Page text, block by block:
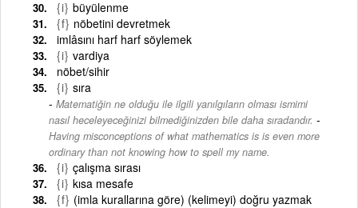
{i} büyülenme
{f} nöbetini devretmek
imlâsını harf harf söylemek
{i} vardiya
nöbet/sihir
{i} sıra
Matematiğin ne olduğu ile ilgili yanılgıların olması ismimi
nasıl heceleyeceğinizi bilmediğinizden bile daha sıradandır. -
Having misconceptions of what mathematics is is even more
ordinary than not knowing how to spell my name.
{i} çalışma sırası
{i} kısa mesafe
{f} (imla kurallarına göre) (kelimeyi) doğru yazmak